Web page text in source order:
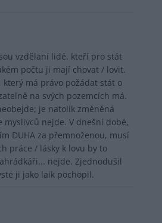
vzdělaní lidé, kteří pro stát
počtu ji mají chovat / lovit.
má právo požádat stát o
na svých pozemcích má.
je natolik změněná
nejde. V dnešní době,
DUHA za přemnoženou, musí
práce / lásky k lovu by to
nejde. Zjednodušil
ji jako laik pochopil.